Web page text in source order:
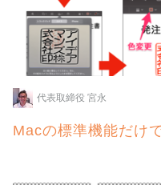
代表取締役 宮永
Macの標準機能だけ